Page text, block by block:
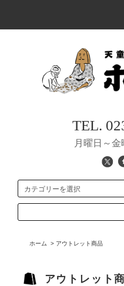
TEL.
月曜日～金
ホーム > アウトレット商品
アウトレット